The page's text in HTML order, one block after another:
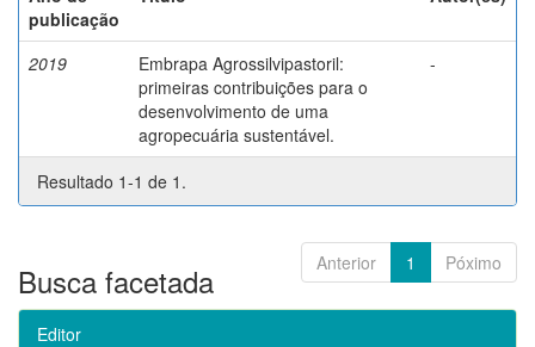
publicação
2019
Embrapa Agrossilvipastoril:
primeiras contribuições para o
desenvolvimento de uma
agropecuária sustentável.
-
Resultado 1-1 de 1.
Anterior 1 Póximo
Busca facetada
Editor